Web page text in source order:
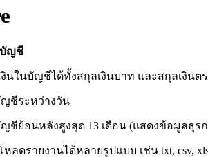
ญชี
นในบัญชีได้ทั้งสกุลเงินบาท และสกุลเงินต
ญชีระหว่างวัน
ญชีย้อนหลังสูงสุด 13 เดือน (แสดงข้อมูลธุร
ลดรายงานได้หลายรูปแบบ เช่น txt, csv,